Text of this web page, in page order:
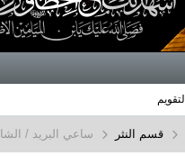
التقويم
قسم النثر ساعي البريد /